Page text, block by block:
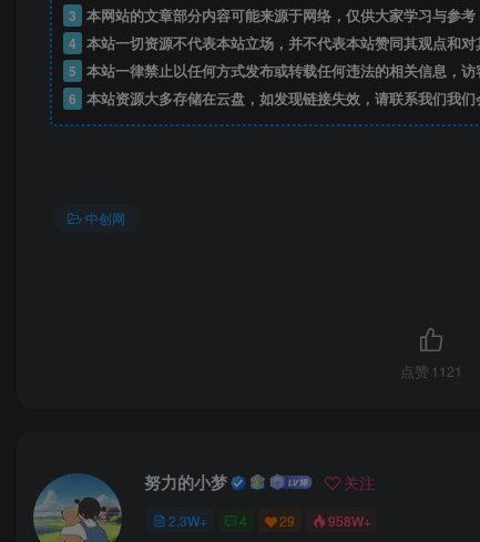
3 本网站的文章部分内容可能来源于网络，仅供大家学习与参
4 本站一切资源不代表本站立场，并不代表本站赞同其观点和对
5 本站一律禁止以任何方式发布或转载任何违法的相关信息，
6 本站资源大多存储在云盘，如发现链接失效，请联系我们我们
中创网
点赞 1121
努力的小梦 关注
2.3W+ 4 29 958W+